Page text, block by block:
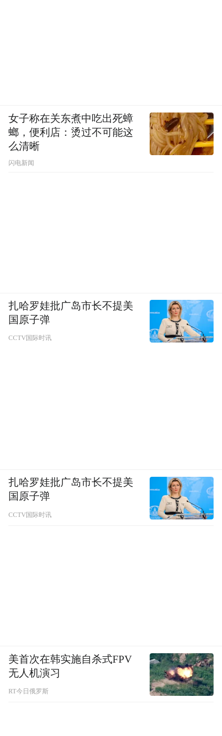
女子称在关东煮中吃出死蟑
螂，便利店：烫过不可能这
么清晰
闪电新闻
扎哈罗娃批广岛市长不提美
国原子弹
CCTV国际时讯
扎哈罗娃批广岛市长不提美
国原子弹
CCTV国际时讯
美首次在韩实施自杀式FPV
无人机演习
RT今日俄罗斯